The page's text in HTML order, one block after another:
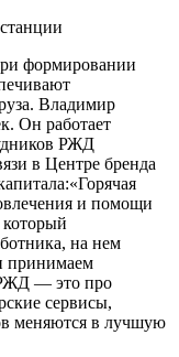
формировании
Владимир
Он работает
РЖД
в Центре бренда
и помощи
на нем
принимаем
— это про
сервисы,
меняются в лучшую